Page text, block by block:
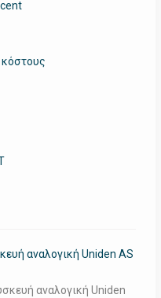
αναλογική Uniden AS
αναλογική Uniden